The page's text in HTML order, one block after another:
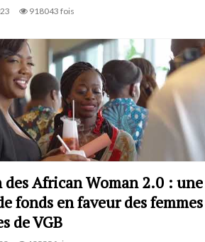
918043 fois
des African Woman 2.0 : une
fonds en faveur des femmes
de VGB